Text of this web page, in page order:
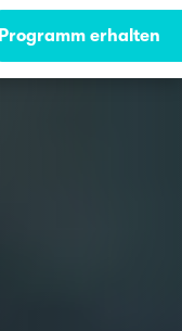
Programm erhalten